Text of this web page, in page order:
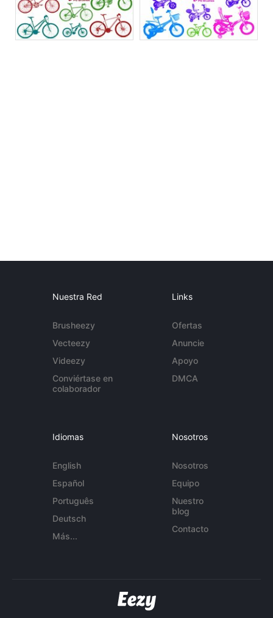
Nuestra Red
Brusheezy
Vecteezy
Videezy
Conviértase en
colaborador
Links
Ofertas
Anuncie
Apoyo
DMCA
Idiomas
English
Español
Português
Deutsch
Más...
Nosotros
Nosotros
Equipo
Nuestro
blog
Contacto